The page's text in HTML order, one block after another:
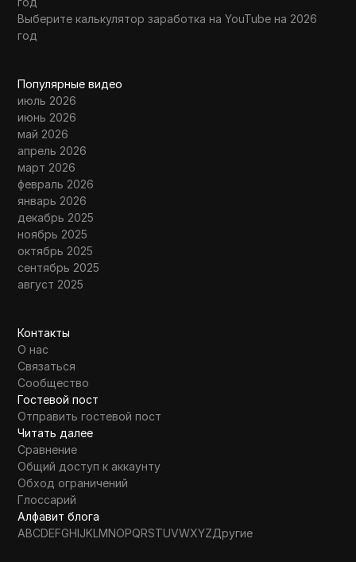
Выберите калькулятор заработка на YouTube на 2026
год
Популярные видео
июль 2026
июнь 2026
май 2026
апрель 2026
март 2026
февраль 2026
январь 2026
декабрь 2025
ноябрь 2025
октябрь 2025
сентябрь 2025
август 2025
Контакты
О нас
Связаться
Сообщество
Гостевой пост
Отправить гостевой пост
Читать далее
Сравнение
Общий доступ к аккаунту
Обход ограничений
Глоссарий
Алфавит блога
ABCDEFGHIJKLMNOPQRSTUVWXYZДругие